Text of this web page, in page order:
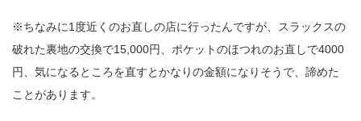
※ちなみに1度近くのお直しの店に行ったんですが、スラックスの
破れた裏地の交換で15,000円、ポケットのほつれのお直しで4000
円、気になるところを直すとかなりの金額になりそうで、諦めた
ことがあります。